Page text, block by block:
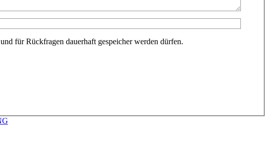
für Rückfragen dauerhaft gespeicher werden dürfen.